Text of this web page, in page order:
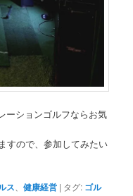
ーションゴルフならお気
すので、参加してみたい
ス 、健康経営 | タグ: ゴル